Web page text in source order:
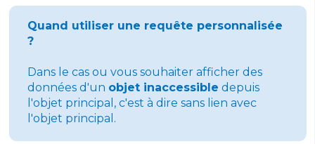
Quand utiliser une requête personnalisée
?
Dans le cas ou vous souhaiter afficher des
données d'un objet inaccessible depuis
l'objet principal, c'est à dire sans lien avec
l'objet principal.